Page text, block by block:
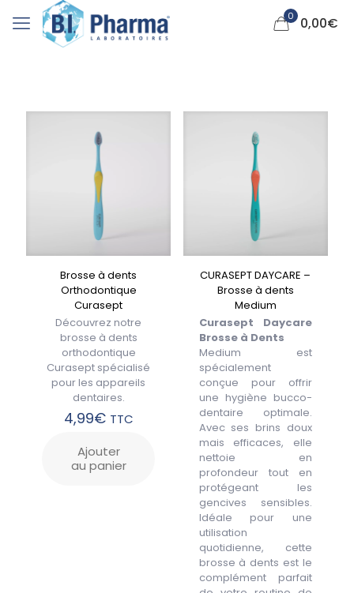
0 0,00€
Brosse à dents
Orthodontique
Curasept
Découvrez notre
brosse à dents
orthodontique
Curasept spécialisé
pour les appareils
dentaires.
4,99€ TTC
Ajouter
au panier
CURASEPT DAYCARE –
Brosse à dents
Medium
Curasept Daycare
Brosse à Dents
Medium est
spécialement
conçue pour offrir
une hygiène bucco-
dentaire optimale.
Avec ses brins doux
mais efficaces, elle
nettoie en
profondeur tout en
protégeant les
gencives sensibles.
Idéale pour une
utilisation
quotidienne, cette
brosse à dents est le
complément parfait